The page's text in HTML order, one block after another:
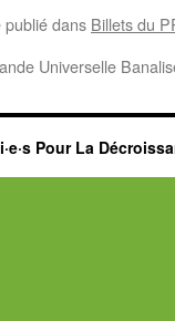
dans Billets du
Universelle
Pour La